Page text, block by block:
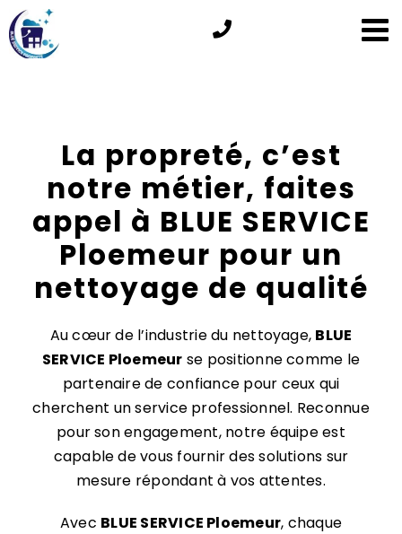
Passer
au
contenu
La propreté, c’est
notre métier, faites
appel à BLUE SERVICE
Ploemeur pour un
nettoyage de qualité
Au cœur de l’industrie du nettoyage, BLUE
SERVICE Ploemeur se positionne comme le
partenaire de confiance pour ceux qui
cherchent un service professionnel. Reconnue
pour son engagement, notre équipe est
capable de vous fournir des solutions sur
mesure répondant à vos attentes.
Avec BLUE SERVICE Ploemeur, chaque